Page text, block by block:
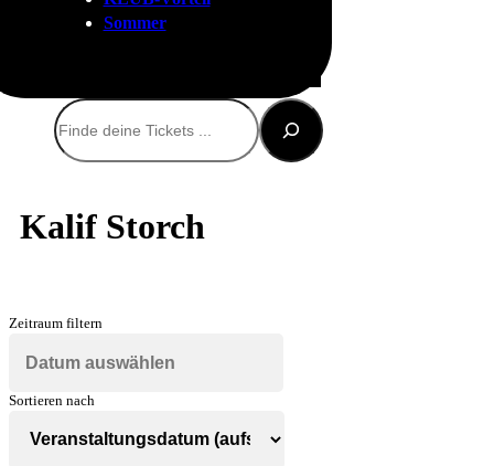
Sommer
Suchen
Kalif Storch
Zeitraum filtern
Sortieren nach